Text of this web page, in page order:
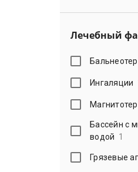
Лечебный
Ингаляции
Бассейн с
водой 1
Грязевые